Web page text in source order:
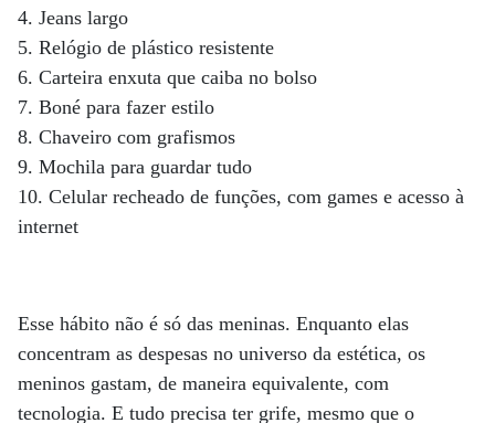
4. Jeans largo
5. Relógio de plástico resistente
6. Carteira enxuta que caiba no bolso
7. Boné para fazer estilo
8. Chaveiro com grafismos
9. Mochila para guardar tudo
10. Celular recheado de funções, com games e acesso à
internet
Esse hábito não é só das meninas. Enquanto elas
concentram as despesas no universo da estética, os
meninos gastam, de maneira equivalente, com
tecnologia. E tudo precisa ter grife, mesmo que o